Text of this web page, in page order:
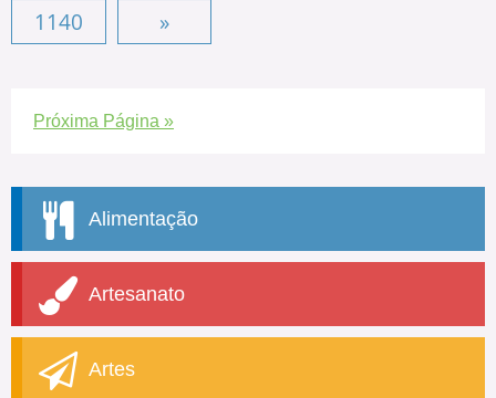
1140
»
Próxima Página »
Alimentação
Artesanato
Artes